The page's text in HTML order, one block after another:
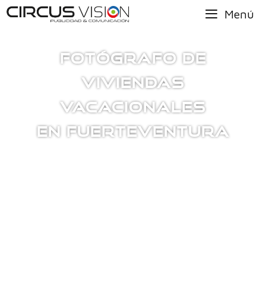
Menú
FOTÓGRAFO DE
VIVIENDAS
VACACIONALES
EN FUERTEVENTURA